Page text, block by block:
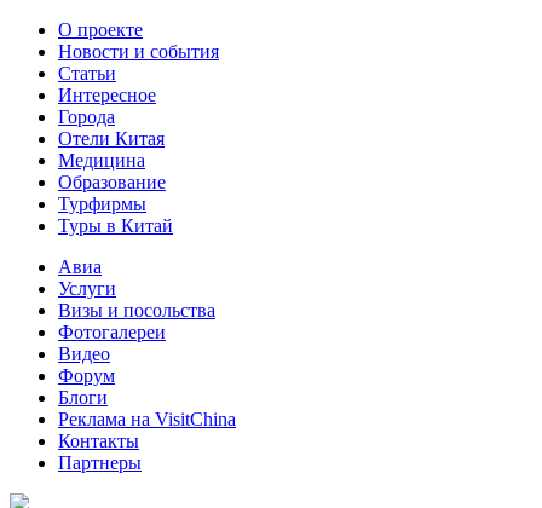
О проекте
Новости и события
Статьи
Интересное
Города
Отели Китая
Медицина
Образование
Турфирмы
Туры в Китай
Авиа
Услуги
Визы и посольства
Фотогалереи
Видео
Форум
Блоги
Реклама на VisitChina
Контакты
Партнеры